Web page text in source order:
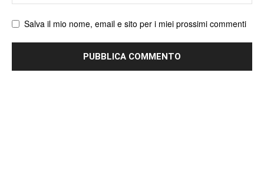
Salva il mio nome, email e sito per i miei prossimi commenti